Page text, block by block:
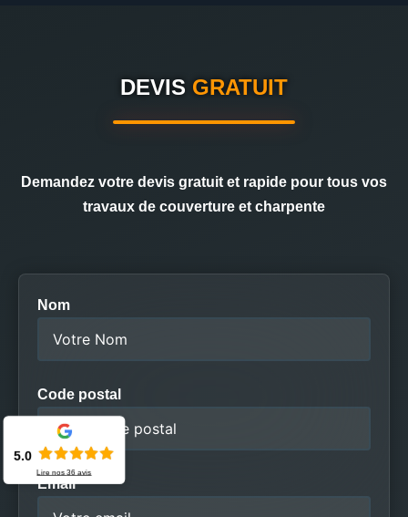
DEVIS GRATUIT
Demandez votre devis gratuit et rapide pour tous vos
travaux de couverture et charpente
Nom
Code postal
Email
5.0
Lire nos36 avis